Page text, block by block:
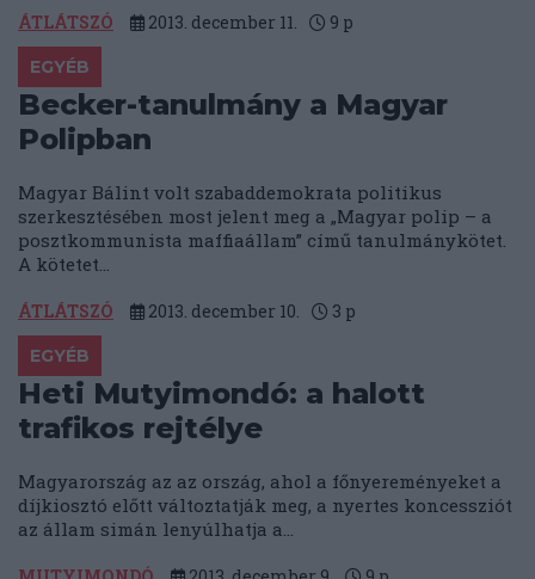
ÁTLÁTSZÓ 2013. december 11. 9 p
EGYÉB
Becker-tanulmány a Magyar
Polipban
Magyar Bálint volt szabaddemokrata politikus
szerkesztésében most jelent meg a „Magyar polip – a
posztkommunista maffiaállam” című tanulmánykötet.
A kötetet...
ÁTLÁTSZÓ 2013. december 10. 3 p
EGYÉB
Heti Mutyimondó: a halott
trafikos rejtélye
Magyarország az az ország, ahol a főnyereményeket a
díjkiosztó előtt változtatják meg, a nyertes koncessziót
az állam simán lenyúlhatja a...